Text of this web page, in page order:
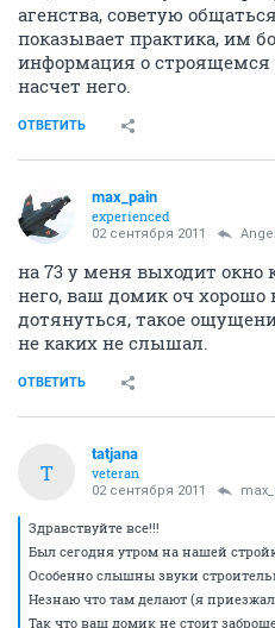
агенства, советую
показывает практика, им
информация о строящемся
насчет него.
ОТВЕТИТЬ
max_pain
experienced
02 сентября 2011
на 73 у меня выходит
него, ваш домик оч хорошо
дотянуться, такое
не каких не слышал.
ОТВЕТИТЬ
T
tatjana
veteran
02 сентября 2011
Здравствуйте все!!!
Был сегодня утром на нашей
Особенно слышны звуки
Незнаю что там делают (я
Так что ваш домик не стоит